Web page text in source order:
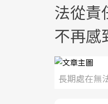
法從責
不再感
長期處在無